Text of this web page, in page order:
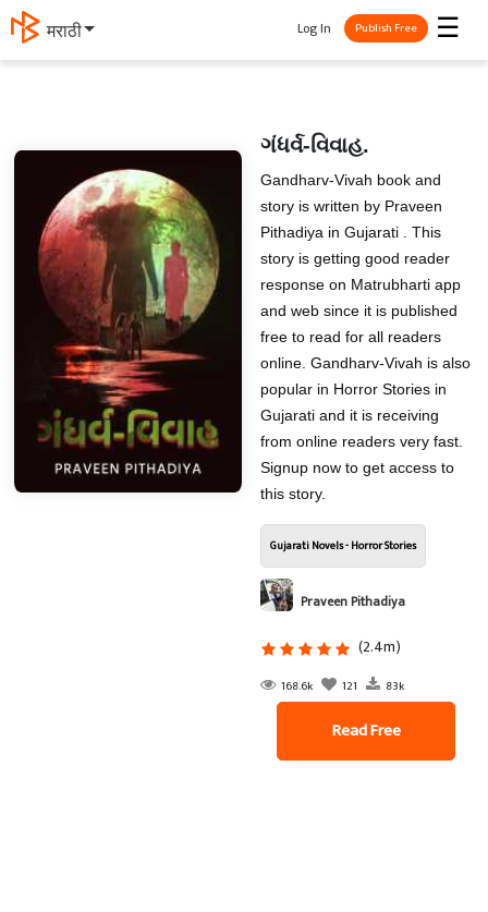
मराठी ☰
Log In Publish Free
ગંધર્વ-વિવાહ.
Gandharv-Vivah book and
story is written by Praveen
Pithadiya in Gujarati . This
story is getting good reader
response on Matrubharti app
and web since it is published
free to read for all readers
online. Gandharv-Vivah is also
popular in Horror Stories in
Gujarati and it is receiving
from online readers very fast.
Signup now to get access to
this story.
Gujarati Novels - Horror Stories
Praveen Pithadiya
(2.4m)
168.6k 121 83k
Read Free